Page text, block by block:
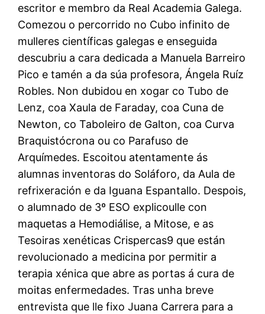
escritor e membro da Real Academia Galega.
Comezou o percorrido no Cubo infinito de
mulleres científicas galegas e enseguida
descubriu a cara dedicada a Manuela Barreiro
Pico e tamén a da súa profesora, Ángela Ruíz
Robles. Non dubidou en xogar co Tubo de
Lenz, coa Xaula de Faraday, coa Cuna de
Newton, co Taboleiro de Galton, coa Curva
Braquistócrona ou co Parafuso de
Arquímedes. Escoitou atentamente ás
alumnas inventoras do Soláforo, da Aula de
refrixeración e da Iguana Espantallo. Despois,
o alumnado de 3º ESO explicoulle con
maquetas a Hemodiálise, a Mitose, e as
Tesoiras xenéticas Crispercas9 que están
revolucionado a medicina por permitir a
terapia xénica que abre as portas á cura de
moitas enfermedades. Tras unha breve
entrevista que lle fixo Juana Carrera para a